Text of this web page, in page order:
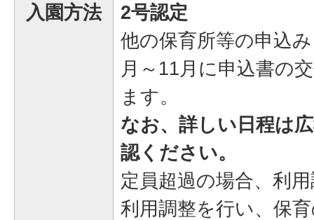
入園方法
2号認定
他の保育所等の申込
月～11月に申込書の
ます。
なお、詳しい日程は
認ください。
定員超過の場合、利
利用調整を行い、保